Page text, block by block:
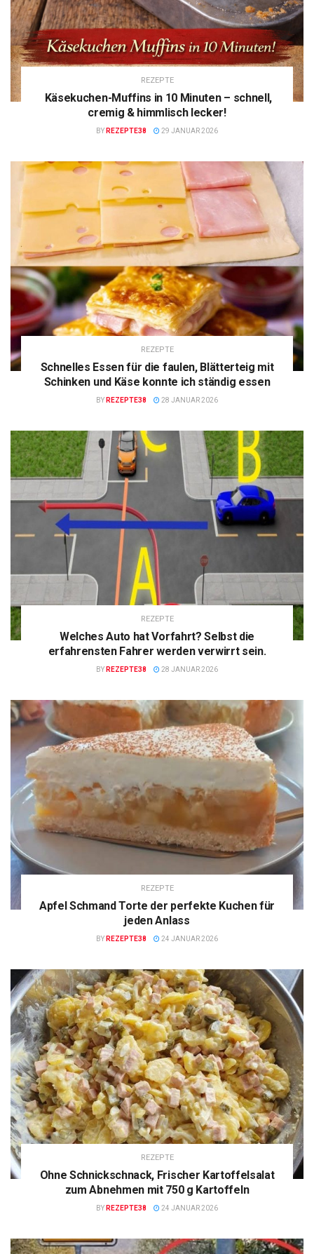
REZEPTE
Käsekuchen-Muffins in 10 Minuten – schnell,
cremig & himmlisch lecker!
BY REZEPTE38 29 JANUAR 2026
REZEPTE
Schnelles Essen für die faulen, Blätterteig mit
Schinken und Käse konnte ich ständig essen
BY REZEPTE38 28 JANUAR 2026
REZEPTE
Welches Auto hat Vorfahrt? Selbst die
erfahrensten Fahrer werden verwirrt sein.
BY REZEPTE38 28 JANUAR 2026
REZEPTE
Apfel Schmand Torte der perfekte Kuchen für
jeden Anlass
BY REZEPTE38 24 JANUAR 2026
REZEPTE
Ohne Schnickschnack, Frischer Kartoffelsalat
zum Abnehmen mit 750 g Kartoffeln
BY REZEPTE38 24 JANUAR 2026